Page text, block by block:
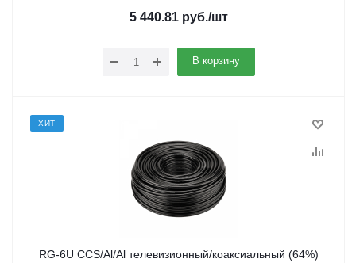
5 440.81 руб./шт
В корзину
ХИТ
RG-6U CCS/Al/Al телевизионный/коаксиальный (64%)